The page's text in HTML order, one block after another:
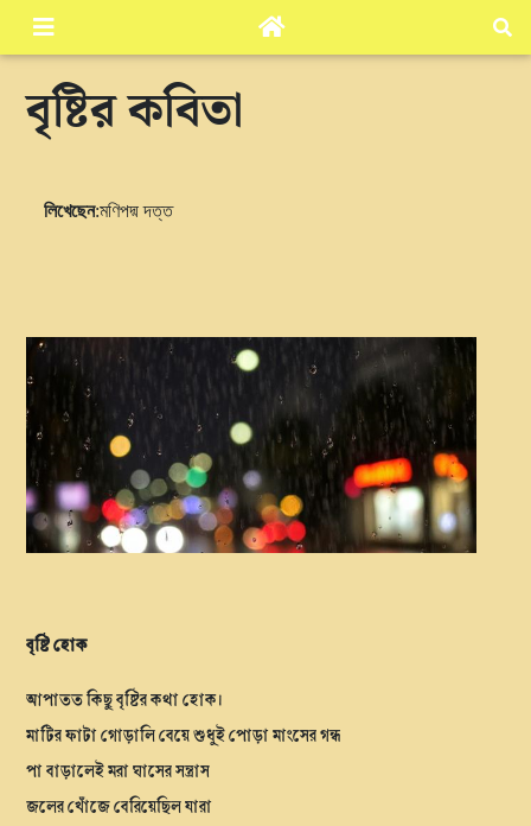
বৃষ্টির কবিতা
লিখেছেন:মণিপদ্ম দত্ত
বৃষ্টি হোক
আপাতত কিছু বৃষ্টির কথা হোক।
মাটির ফাটা গোড়ালি বেয়ে শুধুই পোড়া মাংসের গন্ধ
পা বাড়ালেই মরা ঘাসের সন্ত্রাস
জলের খোঁজে বেরিয়েছিল যারা